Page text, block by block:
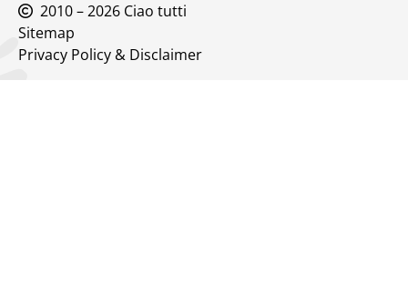
2010 – 2026 Ciao tutti
Sitemap
Privacy Policy & Disclaimer